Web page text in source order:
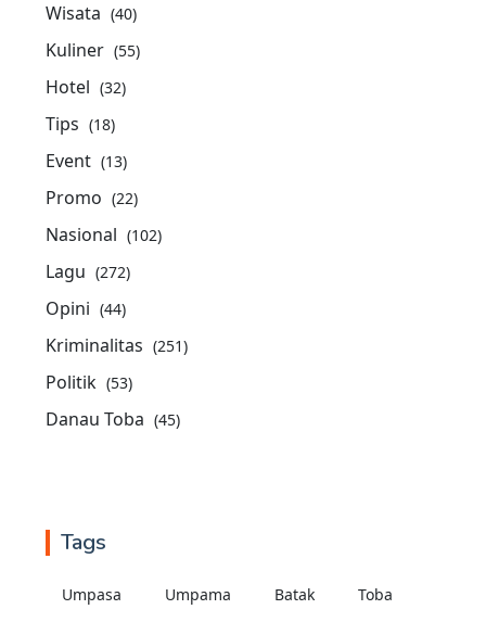
Wisata (40)
Kuliner (55)
Hotel (32)
Tips (18)
Event (13)
Promo (22)
Nasional (102)
Lagu (272)
Opini (44)
Kriminalitas (251)
Politik (53)
Danau Toba (45)
Tags
Umpasa Umpama Batak Toba